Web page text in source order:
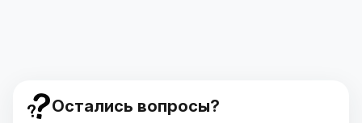
Остались вопросы?